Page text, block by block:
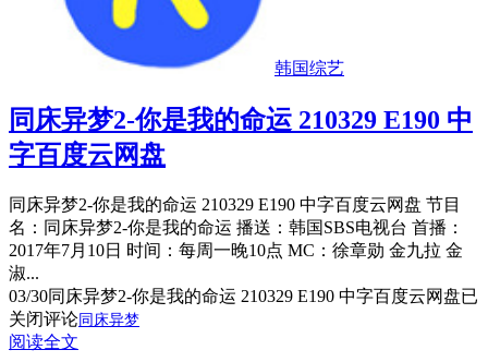
韩国综艺
同床异梦2-你是我的命运 210329 E190 中
字百度云网盘
同床异梦2-你是我的命运 210329 E190 中字百度云网盘 节目
名：同床异梦2-你是我的命运 播送：韩国SBS电视台 首播：
2017年7月10日 时间：每周一晚10点 MC：徐章勋 金九拉 金
淑...
03/30同床异梦2-你是我的命运 210329 E190 中字百度云网盘已
关闭评论 同床异梦
阅读全文